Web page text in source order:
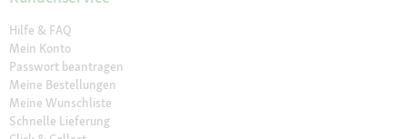
Hilfe & FAQ
Mein Konto
Passwort beantragen
Meine Bestellungen
Meine Wunschliste
Schnelle Lieferung